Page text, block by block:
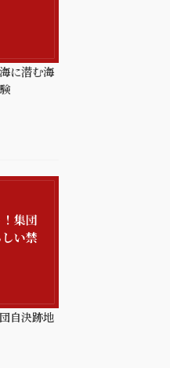
に潜む海
自決跡地